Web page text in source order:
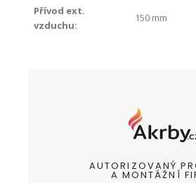
Přívod ext.
vzduchu:
150 mm
AUTORIZOVANÝ
A MONTÁŽNÍ